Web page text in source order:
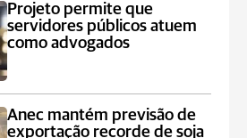
Projeto permite que
servidores públicos atuem
como advogados
Anec mantém previsão de
exportação recorde de soja